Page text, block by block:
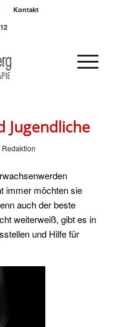
Kontakt
Jugendliche
Redaktion
immer möchten sie
auch der beste
weiterweiß, gibt es in
und Hilfe für